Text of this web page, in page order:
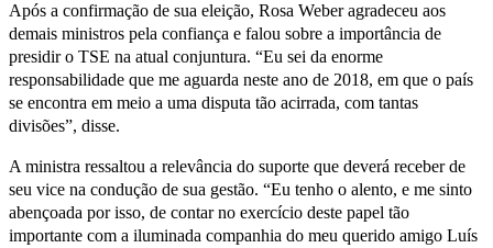
Após a confirmação de sua eleição, Rosa Weber agradeceu aos
demais ministros pela confiança e falou sobre a importância de
presidir o TSE na atual conjuntura. “Eu sei da enorme
responsabilidade que me aguarda neste ano de 2018, em que o país
se encontra em meio a uma disputa tão acirrada, com tantas
divisões”, disse.
A ministra ressaltou a relevância do suporte que deverá receber de
seu vice na condução de sua gestão. “Eu tenho o alento, e me sinto
abençoada por isso, de contar no exercício deste papel tão
importante com a iluminada companhia do meu querido amigo Luís